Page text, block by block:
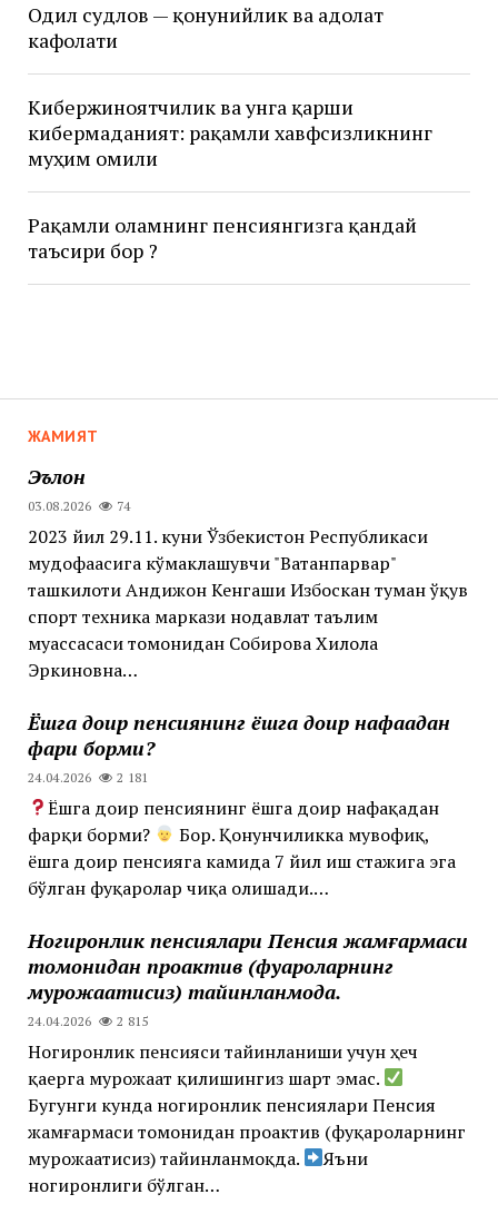
ЖАМИЯТ
Эълон
03.08.2026 74
2023 йил 29.11. куни Ўзбекистон Республикаси
мудофаасига кўмаклашувчи "Ватанпарвар"
ташкилоти Андижон Кенгаши Избоскан туман ўқув
спорт техника маркази нодавлат таълим
муассасаси томонидан Собирова Хилола
Эркиновна…
Ёшга доир пенсиянинг ёшга доир нафақадан
фарқи борми?
24.04.2026 2 181
Ёшга доир пенсиянинг ёшга доир нафақадан
фарқи борми?
Бор. Қонунчиликка мувофиқ,
ёшга доир пенсияга камида 7 йил иш стажига эга
бўлган фуқаролар чиқа олишади.…
Ногиронлик пенсиялари Пенсия жамғармаси
томонидан проактив (фуқароларнинг
мурожаатисиз) тайинланмоқда.
24.04.2026 2 815
Ногиронлик пенсияси тайинланиши учун ҳеч
қаерга мурожаат қилишингиз шарт эмас.
Бугунги кунда ногиронлик пенсиялари Пенсия
жамғармаси томонидан проактив (фуқароларнинг
мурожаатисиз) тайинланмоқда. ‍‍
Яъни
ногиронлиги бўлган…
Одил судлов — қонунийлик ва адолат
кафолати
Кибержиноятчилик ва унга қарши
кибермаданият: рақамли хавфсизликнинг
муҳим омили
Рақамли оламнинг пенсиянгизга қандай
таъсири бор ?